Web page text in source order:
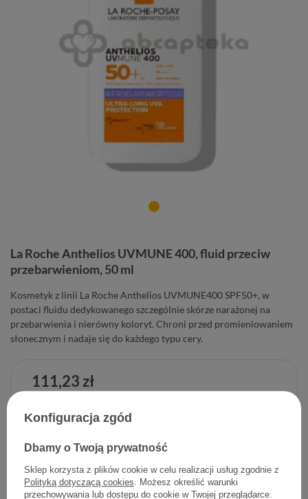
La Roche Anthelios UVMUNE 400, fluid przeciw
przebarwieniom, 50 ml
Kosmetyk z linii La Roche Anthelios UVMUNE400 SPF50+, w
postaci fluidu dedykowanego szczególnie skórze narażonej na
przebarwienia i nierówny koloryt. Chroni przed promieniowaniem
słonecznym i nadaje się do każdego typu cery.
111,23 zł
Dodaj do listy zakupowej
Konfiguracja zgód
Dbamy o Twoją prywatność
Sklep korzysta z plików cookie w celu realizacji usług zgodnie z
Polityką dotyczącą cookies . Możesz określić warunki
przechowywania lub dostępu do cookie w Twojej przeglądarce.